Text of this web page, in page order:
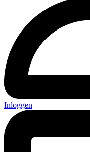
Inloggen